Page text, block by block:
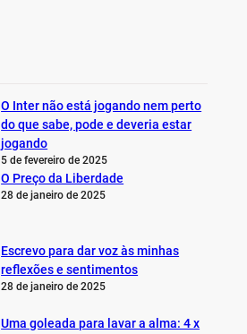
O Inter não está jogando nem perto
do que sabe, pode e deveria estar
jogando
5 de fevereiro de 2025
O Preço da Liberdade
28 de janeiro de 2025
Escrevo para dar voz às minhas
reflexões e sentimentos
28 de janeiro de 2025
Uma goleada para lavar a alma: 4 x